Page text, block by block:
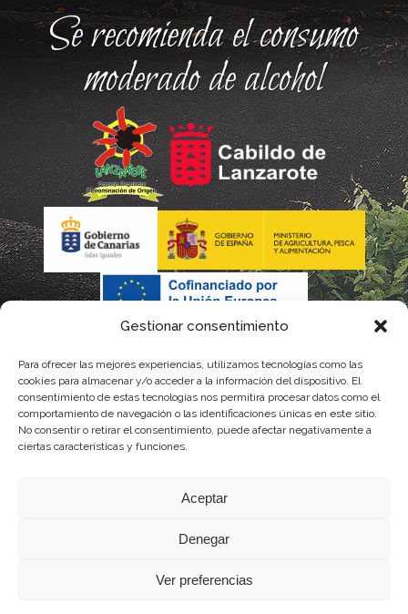
Gestionar consentimiento
Para ofrecer las mejores experiencias, utilizamos tecnologías como las
cookies para almacenar y/o acceder a la información del dispositivo. El
consentimiento de estas tecnologías nos permitirá procesar datos como el
comportamiento de navegación o las identificaciones únicas en este sitio.
No consentir o retirar el consentimiento, puede afectar negativamente a
ciertas características y funciones.
Aceptar
Denegar
Ver preferencias
Se recomienda el consumo
moderado de alcohol
La gestión de la DOP Lanzarote realizada por este Consejo
Regulador es financiada, parcialmente, por el Gobierno de
Canarias
Instituto Canario de Calidad Agroalimentaria